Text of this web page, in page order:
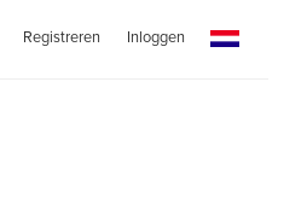
Registreren Inloggen